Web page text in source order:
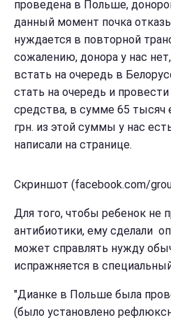
проведена в Польше,
данный момент почка
нуждается в повторной
сожалению, донора у нас
встать на очередь в
стать на очередь и
средства, в сумме 65 тысяч
грн. из этой суммы у нас
написали на странице.
Скриншот (facebook.com/
Для того, чтобы ребенок не
антибиотики, ему сделали
может справлять нужду
испражняется в
"Дианке в Польше была
(было установлено